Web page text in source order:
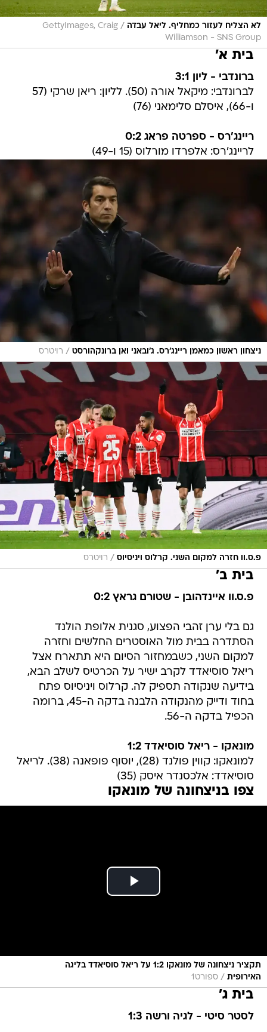
לא הצליח לעזור כמחליף. ליאל עבדה /
GettyImages, Craig
Williamson - SNS Group
בית א'
ברונדבי - ליון 3:1
לברונדבי: מיקאל אורה (50). לליון: ריאן שרקי (57
ו-66), איסלם סלימאני (76)
ריינג'רס - ספרטה פראג 0:2
לריינג'רס: אלפרדו מורלוס (15 ו-49)
ניצחון ראשון כמאמן ריינג'רס. ג'ובאני ואן ברונקהורסט / רויטרס
פ.ס.וו חזרה למקום השני. קרלוס ויניסיוס / רויטרס
בית ב'
פ.ס.וו איינדהובן - שטורם גראץ 0:2
גם בלי ערן זהבי הפצוע, סגנית אלופת הולנד
הסתדרה בבית מול האוסטרים החלשים וחזרה
למקום השני, כשבמחזור הסיום היא תתארח אצל
ריאל סוסיאדד לקרב ישיר על הכרטיס לשלב הבא,
בידיעה שנקודה תספיק לה. קרלוס ויניסיוס פתח
בחוד ודייק מהנקודה הלבנה בדקה ה-45, ברומה
הכפיל בדקה ה-56.
מונאקו - ריאל סוסיאדד 1:2
למונאקו: קווין פולנד (28), יוסוף פופאנה (38). לריאל
סוסיאדד: אלכסנדר איסק (35)
צפו בניצחונה של מונאקו
תקציר ניצחונה של מונאקו 1:2 על ריאל סוסיאדד בליגה
האירופית / ספורט1
בית ג'
לסטר סיטי - לגיה ורשה 1:3